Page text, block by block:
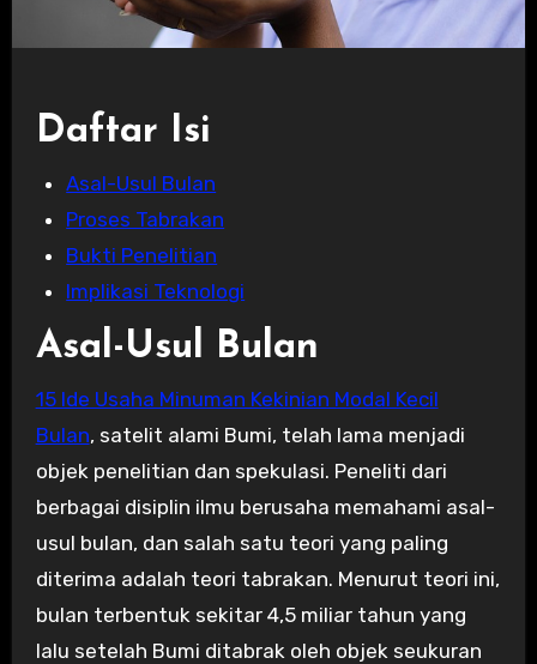
Daftar Isi
Asal-Usul Bulan
Proses Tabrakan
Bukti Penelitian
Implikasi Teknologi
Asal-Usul Bulan
15 Ide Usaha Minuman Kekinian Modal Kecil
Bulan, satelit alami Bumi, telah lama menjadi
objek penelitian dan spekulasi. Peneliti dari
berbagai disiplin ilmu berusaha memahami asal-
usul bulan, dan salah satu teori yang paling
diterima adalah teori tabrakan. Menurut teori ini,
bulan terbentuk sekitar 4,5 miliar tahun yang
lalu setelah Bumi ditabrak oleh objek seukuran